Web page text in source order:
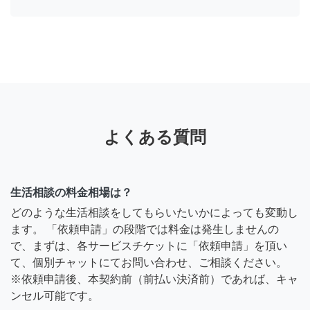
よくある質問
生活相談の料金相場は？
どのような生活相談をしてもらいたいかによっても変動し
ます。 「依頼申請」の段階では料金は発生しませんの
で、まずは、各サービスチケットに「依頼申請」を頂い
て、個別チャットにてお問い合わせ、ご相談ください。
※依頼申請後、本契約前（前払い決済前）であれば、キャ
ンセル可能です。